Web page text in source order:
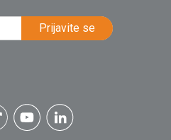
Prijavite se